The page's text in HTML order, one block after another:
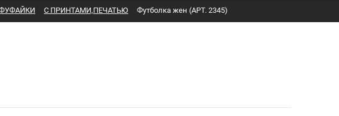
С ПРИНТАМИ,ПЕЧАТЬЮ Футболка жен (АРТ. 2345)